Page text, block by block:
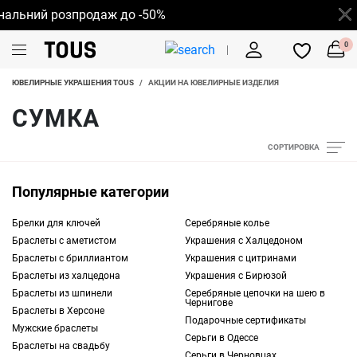
розпродаж до -50%
0
ЮВЕЛИРНЫЕ УКРАШЕНИЯ TOUS / АКЦИИ НА ЮВЕЛИРНЫЕ ИЗДЕЛИЯ
СУМКА
СОРТИРОВКА
Популярные категории
Брелки для ключей
Браслеты с аметистом
Браслеты с бриллиантом
Браслеты из халцедона
Браслеты из шпинели
Браслеты в Херсоне
Мужские браслеты
Браслеты на свадьбу
Серебряные колье
Украшения с Халцедоном
Украшения с цитринами
Украшения с Бирюзой
Серебряные цепочки на шею в
Чернигове
Подарочные сертификаты
Серьги в Одессе